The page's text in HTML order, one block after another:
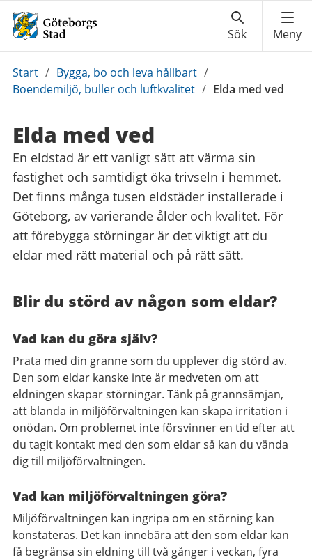
Du
är
Start / Bygga, bo och leva hållbart /
Boendemiljö, buller och luftkvalitet / Elda med ved
Elda med ved
En eldstad är ett vanligt sätt att värma sin
fastighet och samtidigt öka trivseln i hemmet.
Det finns många tusen eldstäder installerade i
Göteborg, av varierande ålder och kvalitet. För
att förebygga störningar är det viktigt att du
eldar med rätt material och på rätt sätt.
Blir du störd av någon som eldar?
Vad kan du göra själv?
Prata med din granne som du upplever dig störd av.
Den som eldar kanske inte är medveten om att
eldningen skapar störningar. Tänk på grannsämjan,
att blanda in miljöförvaltningen kan skapa irritation i
onödan. Om problemet inte försvinner en tid efter att
du tagit kontakt med den som eldar så kan du vända
dig till miljöförvaltningen.
Vad kan miljöförvaltningen göra?
Miljöförvaltningen kan ingripa om en störning kan
konstateras. Det kan innebära att den som eldar kan
få begränsa sin eldning till två gånger i veckan, fyra